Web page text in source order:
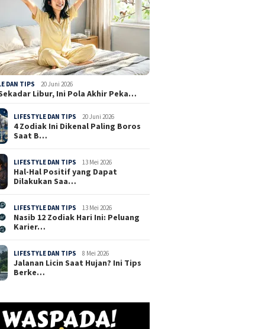
DAN TIPS 20 Juni 2026
Libur, Ini Pola Akhir Peka…
LIFESTYLE DAN TIPS 20 Juni 2026
4 Zodiak Ini Dikenal Paling Boros
Saat B…
LIFESTYLE DAN TIPS 13 Mei 2026
Hal-Hal Positif yang Dapat
Dilakukan Saa…
LIFESTYLE DAN TIPS 13 Mei 2026
Nasib 12 Zodiak Hari Ini: Peluang
Karier…
LIFESTYLE DAN TIPS 8 Mei 2026
Jalanan Licin Saat Hujan? Ini Tips
Berke…